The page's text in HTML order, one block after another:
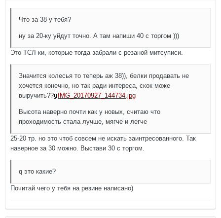
Что за 38 у тебя?
ну за 20-ку уйдут точно. А там напиши 40 с торгом )))
Это ТСЛ ки, которые тогда забрали с резаной митсуписи.
Значится колесья то теперь аж 38)), белки продавать не
хочется конечно, но так ради интереса, скок може
выручить??
IMG_20170927_144734.jpg
Высота наверно почти как у новых, считаю что
проходимость стала лучше, мягче и легче
25-20 тр. но это чтоб совсем не искать заинтресованного. Так
наверное за 30 можно. Выстави 30 с торгом.
q это какие?
Почитай чего у тебя на резине написано)